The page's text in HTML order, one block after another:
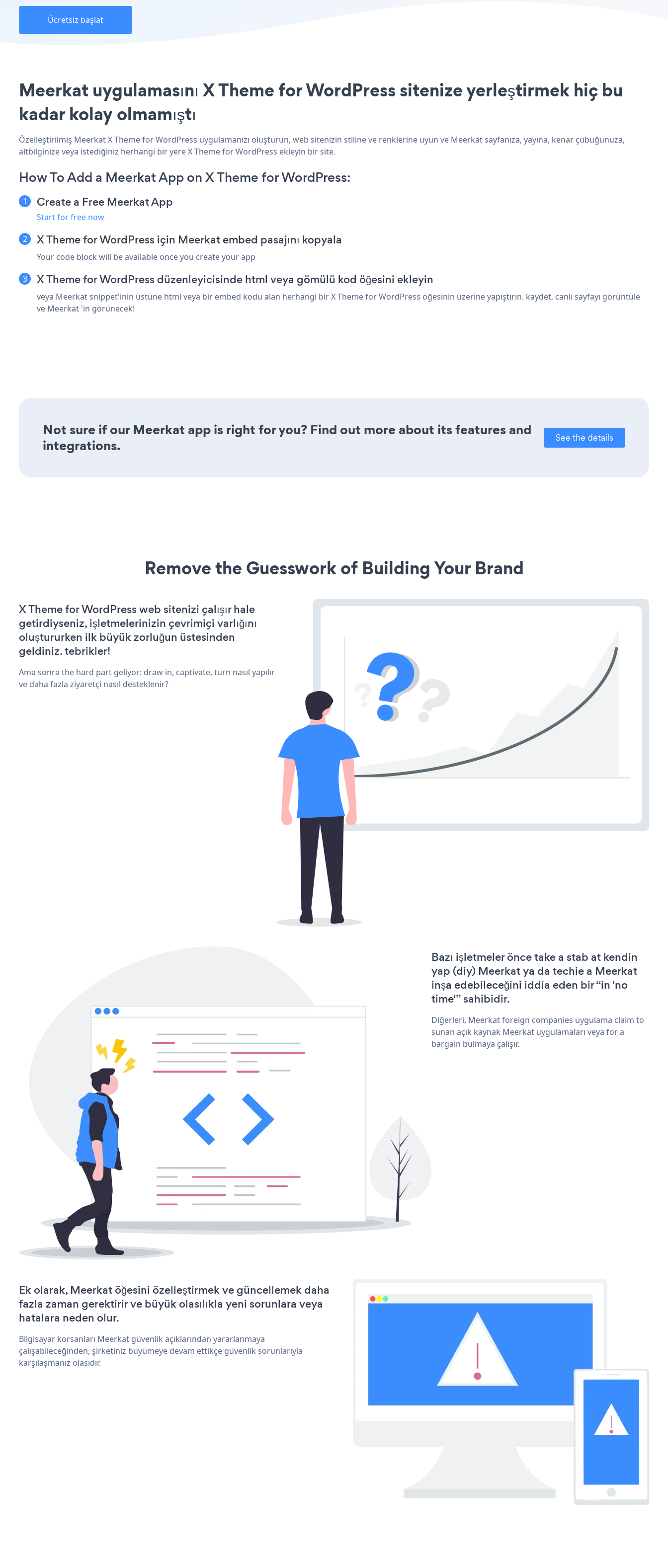
Ücretsiz başlat
Meerkat uygulamasını X Theme for WordPress sitenize yerleştirmek hiç bu
kadar kolay olmamıştı
Özelleştirilmiş Meerkat X Theme for WordPress uygulamanızı oluşturun, web sitenizin stiline ve renklerine uyun ve Meerkat sayfanıza, yayına, kenar çubuğunuza,
altbilginize veya istediğiniz herhangi bir yere X Theme for WordPress ekleyin bir site.
How To Add a Meerkat App on X Theme for WordPress:
Create a Free Meerkat App
Start for free now
X Theme for WordPress için Meerkat embed pasajını kopyala
Your code block will be available once you create your app
X Theme for WordPress düzenleyicisinde html veya gömülü kod öğesini ekleyin
veya Meerkat snippet'inin üstüne html veya bir embed kodu alan herhangi bir X Theme for WordPress öğesinin üzerine yapıştırın. kaydet, canlı sayfayı görüntüle
ve Meerkat 'in görünecek!
Not sure if our Meerkat app is right for you? Find out more about its features and
integrations.
See the details
Remove the Guesswork of Building Your Brand
X Theme for WordPress web sitenizi çalışır hale
getirdiyseniz, işletmelerinizin çevrimiçi varlığını
oluştururken ilk büyük zorluğun üstesinden
geldiniz. tebrikler!
Ama sonra the hard part geliyor: draw in, captivate, turn nasıl yapılır
ve daha fazla ziyaretçi nasıl desteklenir?
Bazı işletmeler önce take a stab at kendin
yap (diy) Meerkat ya da techie a Meerkat
inşa edebileceğini iddia eden bir “in 'no
time'” sahibidir.
Diğerleri, Meerkat foreign companies uygulama claim to
sunan açık kaynak Meerkat uygulamaları veya for a
bargain bulmaya çalışır.
Ek olarak, Meerkat öğesini özelleştirmek ve güncellemek daha
fazla zaman gerektirir ve büyük olasılıkla yeni sorunlara veya
hatalara neden olur.
Bilgisayar korsanları Meerkat güvenlik açıklarından yararlanmaya
çalışabileceğinden, şirketiniz büyümeye devam ettikçe güvenlik sorunlarıyla
karşılaşmanız olasıdır.